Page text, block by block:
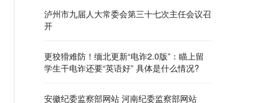
泸州市九届人大常委会第三十七次主任会议召
开
更狡猾难防！缅北更新“电诈2.0版”：瞄上留
学生干电诈还要“英语好” 具体是什么情况?
安徽纪委监察部网站 河南纪委监察部网站